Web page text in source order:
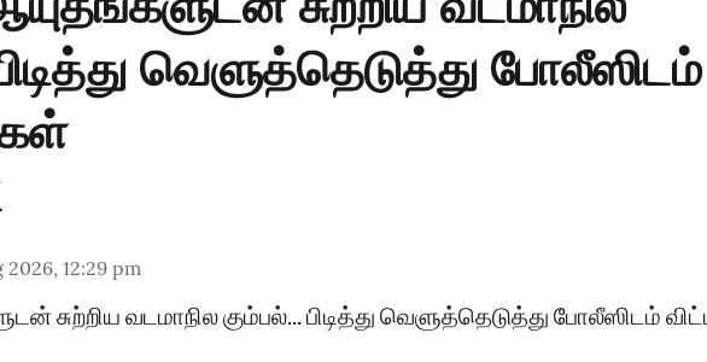
வெளுத்தெடுத்து போலீஸிடம்
2026, 12:29 pm
சுற்றிய வடமாநில கும்பல்... பிடித்து வெளுத்தெடுத்து போலீஸிடம் விட்ட